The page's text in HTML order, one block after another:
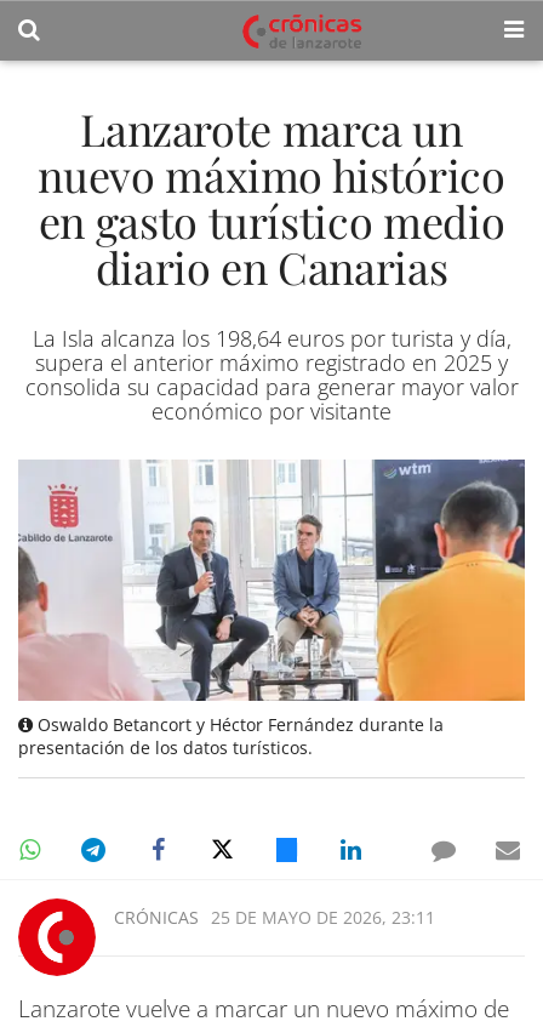
Lanzarote marca un
nuevo máximo histórico
en gasto turístico medio
diario en Canarias
La Isla alcanza los 198,64 euros por turista y día,
supera el anterior máximo registrado en 2025 y
consolida su capacidad para generar mayor valor
económico por visitante
Oswaldo Betancort y Héctor Fernández durante la
presentación de los datos turísticos.
CRÓNICAS 25 DE MAYO DE 2026, 23:11
Lanzarote vuelve a marcar un nuevo máximo de